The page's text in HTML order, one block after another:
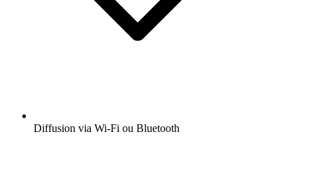
Diffusion via Wi-Fi ou Bluetooth